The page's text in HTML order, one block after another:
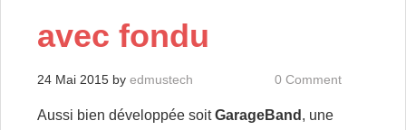
avec fondu
24 Mai 2015 by edmustech 0 Comment
Aussi bien développée soitGarageBand , une